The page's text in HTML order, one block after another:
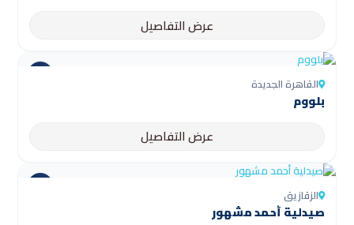
عرض التفاصيل
القاهرة الجديدة
بلووم
عرض التفاصيل
الزقازيق
صيدلية أحمد مشهور